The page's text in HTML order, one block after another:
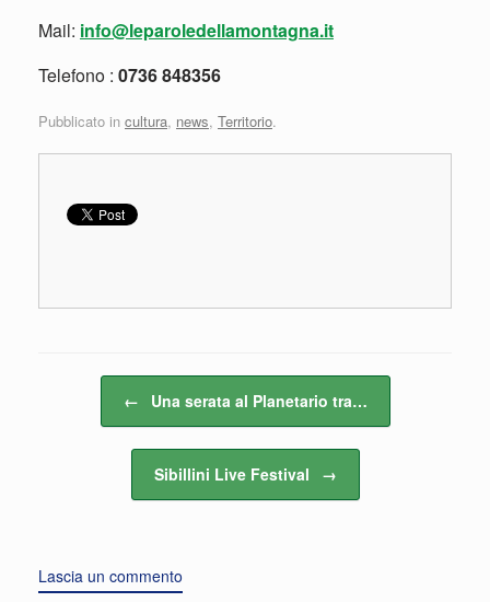
Mail: info@leparoledellamontagna.it
Telefono : 0736 848356
Pubblicato in cultura, news, Territorio.
Navigazione articolo
← Una serata al Planetario tra…
Sibillini Live Festival →
Lascia un commento